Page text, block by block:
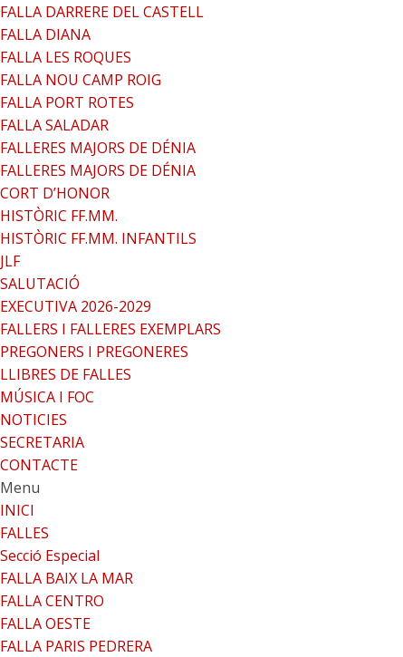
FALLA DARRERE DEL CASTELL
FALLA DIANA
FALLA LES ROQUES
FALLA NOU CAMP ROIG
FALLA PORT ROTES
FALLA SALADAR
FALLERES MAJORS DE DÉNIA
FALLERES MAJORS DE DÉNIA
CORT D’HONOR
HISTÒRIC FF.MM.
HISTÒRIC FF.MM. INFANTILS
JLF
SALUTACIÓ
EXECUTIVA 2026-2029
FALLERS I FALLERES EXEMPLARS
PREGONERS I PREGONERES
LLIBRES DE FALLES
MÚSICA I FOC
NOTICIES
SECRETARIA
CONTACTE
Menu
INICI
FALLES
Secció Especial
FALLA BAIX LA MAR
FALLA CENTRO
FALLA OESTE
FALLA PARIS PEDRERA